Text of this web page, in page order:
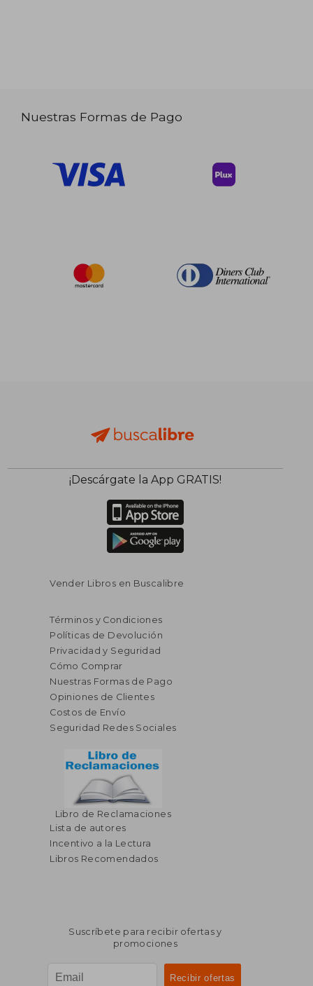
Nuestras Formas de Pago
¡Descárgate la App GRATIS!
Vender Libros en Buscalibre
Términos y Condiciones
Políticas de Devolución
Privacidad y Seguridad
Cómo Comprar
Nuestras Formas de Pago
Opiniones de Clientes
Costos de Envío
Seguridad Redes Sociales
Libro de Reclamaciones
Lista de autores
Incentivo a la Lectura
Libros Recomendados
Suscríbete para recibir ofertas y
promociones